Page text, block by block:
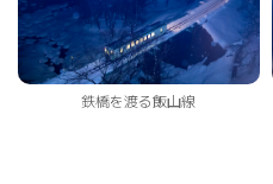
鉄橋を渡る飯山線